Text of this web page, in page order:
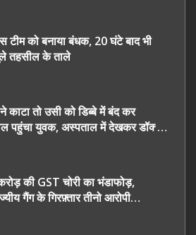
टीम को बनाया बंधक, 20 घंटे बाद भी
तहसील के ताले
काटा तो उसी को डिब्बे में बंद कर
पहुंचा युवक, अस्पताल में देखकर डॉक्टर
की GST चोरी का भंडाफोड़,
गैंग के गिरफ़्तार तीनो आरोपी